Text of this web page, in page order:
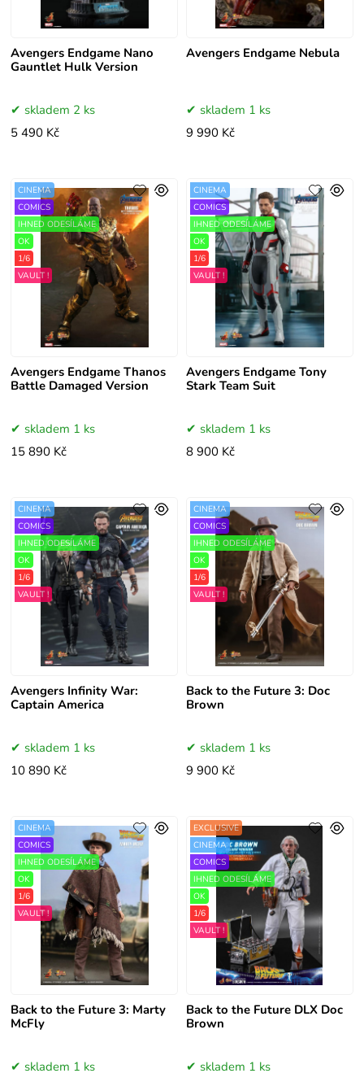
Avengers Endgame Nano
Gauntlet Hulk Version
skladem 2 ks
5 490 Kč
Avengers Endgame Nebula
skladem 1 ks
9 990 Kč
Avengers Endgame Thanos
Battle Damaged Version
CINEMA
COMICS
IHNED ODESÍLÁME
OK
1/6
VAULT !
skladem 1 ks
15 890 Kč
Avengers Endgame Tony
Stark Team Suit
CINEMA
COMICS
IHNED ODESÍLÁME
OK
1/6
VAULT !
skladem 1 ks
8 900 Kč
Avengers Infinity War:
Captain America
CINEMA
COMICS
IHNED ODESÍLÁME
OK
1/6
VAULT !
skladem 1 ks
10 890 Kč
Back to the Future 3: Doc
Brown
CINEMA
COMICS
IHNED ODESÍLÁME
OK
1/6
VAULT !
skladem 1 ks
9 900 Kč
Back to the Future 3: Marty
McFly
CINEMA
COMICS
IHNED ODESÍLÁME
OK
1/6
VAULT !
skladem 1 ks
Back to the Future DLX Doc
Brown
EXCLUSIVE
CINEMA
COMICS
IHNED ODESÍLÁME
OK
1/6
VAULT !
skladem 1 ks